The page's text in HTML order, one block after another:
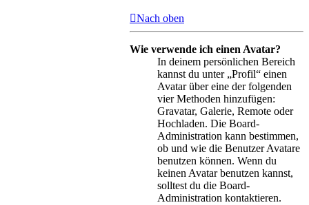
Nach oben
Wie verwende ich einen Avatar?
In deinem persönlichen Bereich
kannst du unter „Profil“ einen
Avatar über eine der folgenden
vier Methoden hinzufügen:
Gravatar, Galerie, Remote oder
Hochladen. Die Board-
Administration kann bestimmen,
ob und wie die Benutzer Avatare
benutzen können. Wenn du
keinen Avatar benutzen kannst,
solltest du die Board-
Administration kontaktieren.